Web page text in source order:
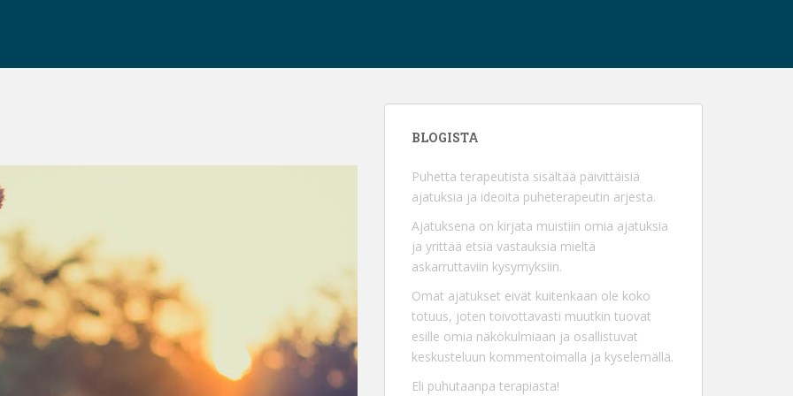
BLOGISTA
Puhetta terapeutista sisältää päivittäisiä
ajatuksia ja ideoita puheterapeutin arjesta.
Ajatuksena on kirjata muistiin omia ajatuksia
ja yrittää etsiä vastauksia mieltä
askarruttaviin kysymyksiin.
Omat ajatukset eivät kuitenkaan ole koko
totuus, joten toivottavasti muutkin tuovat
esille omia näkökulmiaan ja osallistuvat
keskusteluun kommentoimalla ja kyselemällä.
Eli puhutaanpa terapiasta!